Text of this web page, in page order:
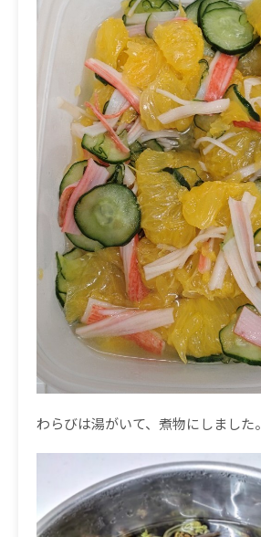
わらびは湯がいて、煮物にしました。